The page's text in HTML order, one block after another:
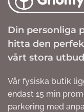
Din personliga
hitta den
vårt stora
Vår fysiska butik
endast 15 min
parkering med